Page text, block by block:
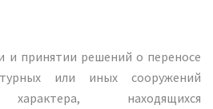
и принятии решений о переносе
или иных сооружений
характера, находящихся